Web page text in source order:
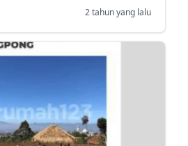
2 tahun yang lalu